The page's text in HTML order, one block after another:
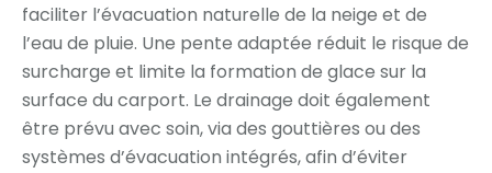
faciliter l’évacuation naturelle de la neige et de
l’eau de pluie. Une pente adaptée réduit le risque de
surcharge et limite la formation de glace sur la
surface du carport. Le drainage doit également
être prévu avec soin, via des gouttières ou des
systèmes d’évacuation intégrés, afin d’éviter